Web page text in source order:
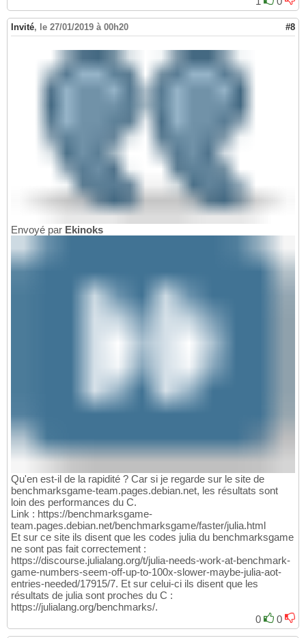
Invité, le 27/01/2019 à 00h20 #8
Envoyé par Ekinoks
Qu'en est-il de la rapidité ? Car si je regarde sur le site de
benchmarksgame-team.pages.debian.net, les résultats sont
loin des performances du C.
Link : https://benchmarksgame-
team.pages.debian.net/benchmarksgame/faster/julia.html
Et sur ce site ils disent que les codes julia du benchmarksgame
ne sont pas fait correctement :
https://discourse.julialang.org/t/julia-needs-work-at-benchmark-
game-numbers-seem-off-up-to-100x-slower-maybe-julia-aot-
entries-needed/17915/7. Et sur celui-ci ils disent que les
résultats de julia sont proches du C :
https://julialang.org/benchmarks/.
0
0